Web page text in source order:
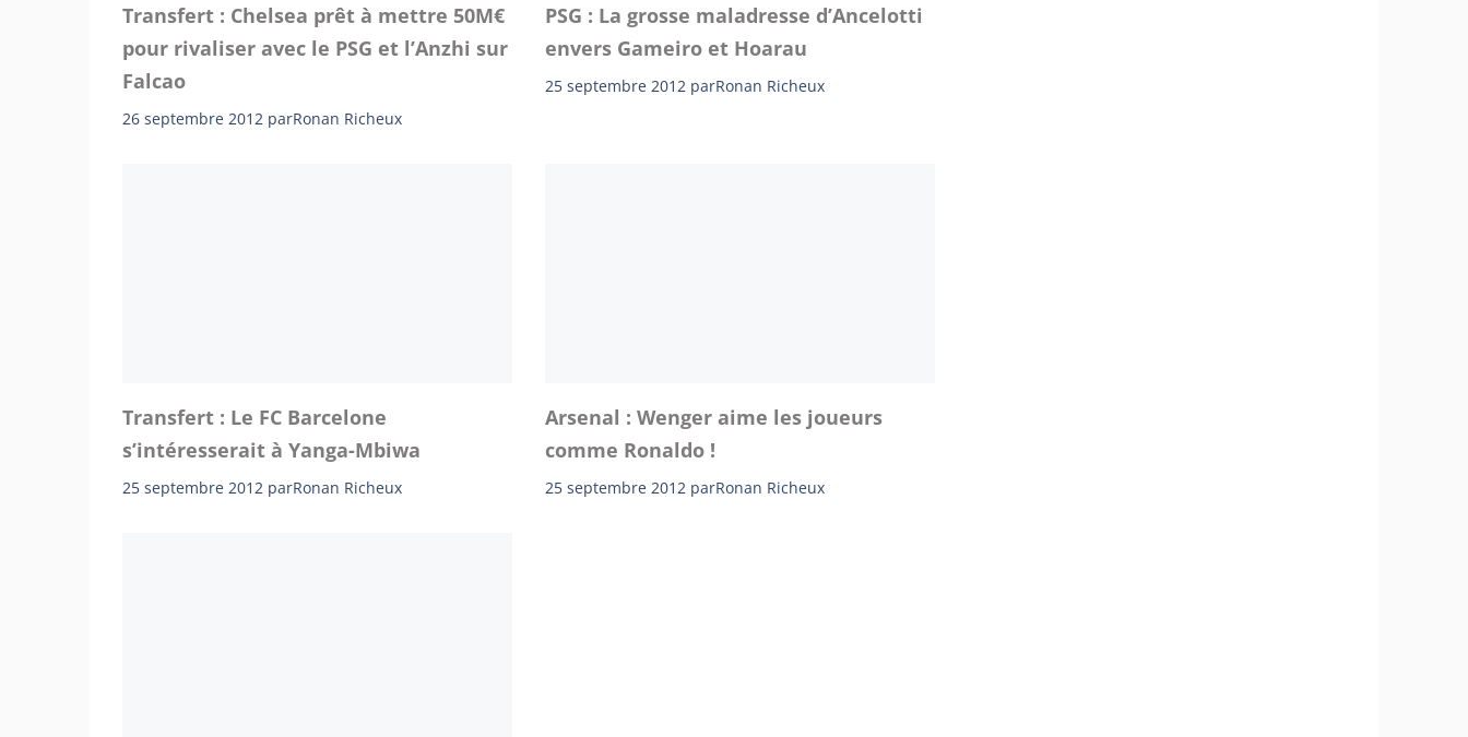
Transfert : Chelsea prêt à mettre 50M€
pour rivaliser avec le PSG et l’Anzhi sur
Falcao
26 septembre 2012 parRonan Richeux
PSG : La grosse maladresse d’Ancelotti
envers Gameiro et Hoarau
25 septembre 2012 parRonan Richeux
Transfert : Le FC Barcelone
s’intéresserait à Yanga-Mbiwa
25 septembre 2012 parRonan Richeux
Arsenal : Wenger aime les joueurs
comme Ronaldo !
25 septembre 2012 parRonan Richeux